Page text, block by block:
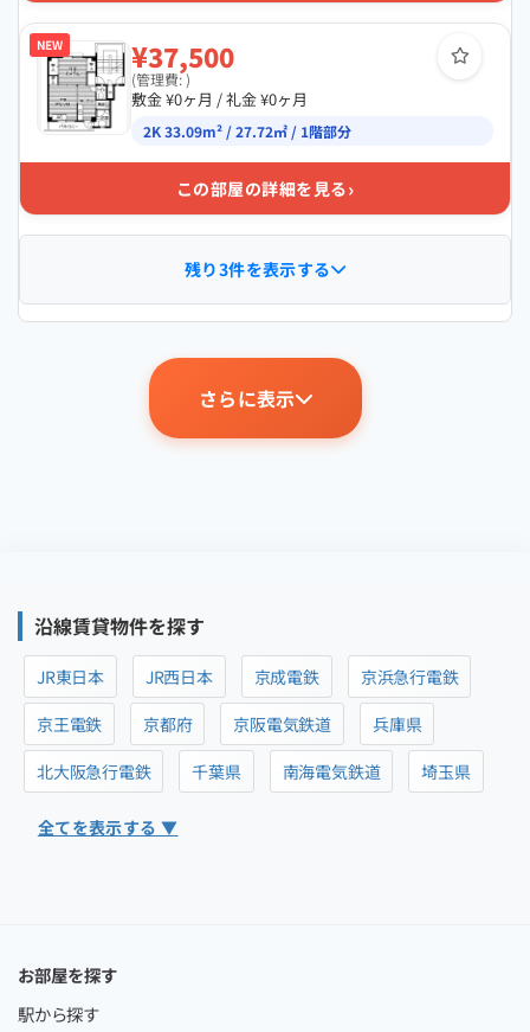
NEW ¥37,500
(管理費: )
敷金 ¥0ヶ月 / 礼金 ¥0ヶ月
2K 33.09m² / 27.72㎡ / 1階部分
この部屋の詳細を見る›
残り3件を表示する
さらに表示
沿線賃貸物件を探す
JR東日本 JR西日本 京成電鉄
京浜急行電鉄
京王電鉄
京都府 京阪電気鉄道
兵庫県
北大阪急行電鉄
千葉県 南海電気鉄道 埼玉県
全てを表示する ▼
お部屋を探す
駅から探す